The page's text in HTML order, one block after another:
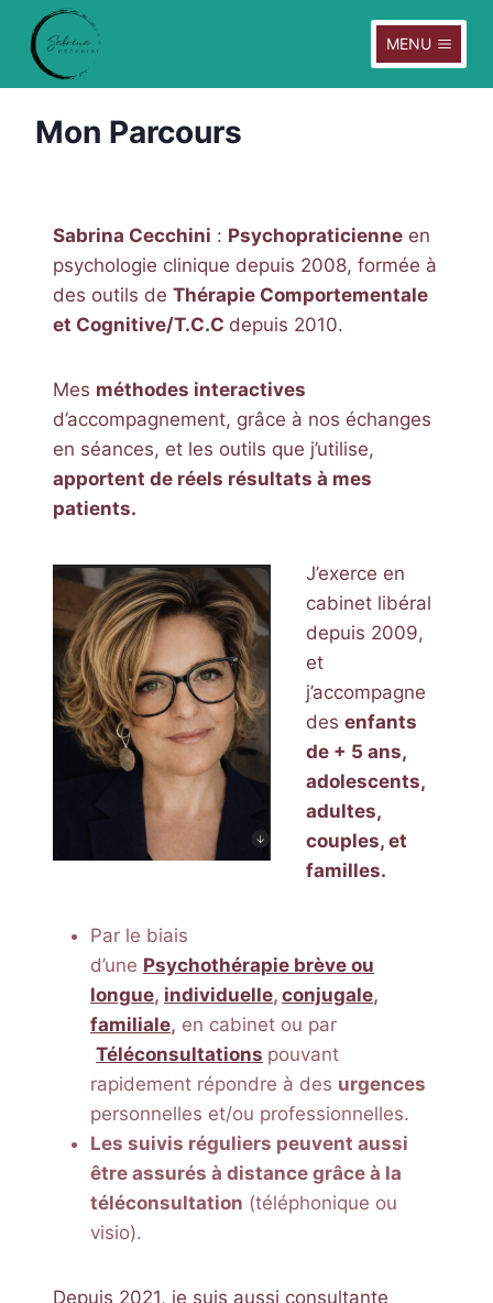
content
MENU
Mon Parcours
Sabrina Cecchini : Psychopraticienne en
psychologie clinique depuis 2008, formée à
des outils de Thérapie Comportementale
et Cognitive/T.C.C depuis 2010.
Mes méthodes interactives
d’accompagnement, grâce à nos échanges
en séances, et les outils que j’utilise,
apportent de réels résultats à mes
patients.
J’exerce en
cabinet libéral
depuis 2009,
et
j’accompagne
des enfants
de + 5 ans,
adolescents,
adultes,
couples, et
familles.
Par le biais
d’une Psychothérapie brève ou
longue, individuelle, conjugale,
familiale, en cabinet ou par
Téléconsultations pouvant
rapidement répondre à des urgences
personnelles et/ou professionnelles.
Les suivis réguliers peuvent aussi
être assurés à distance grâce à la
téléconsultation (téléphonique ou
visio).
Depuis 2021, je suis aussi consultante